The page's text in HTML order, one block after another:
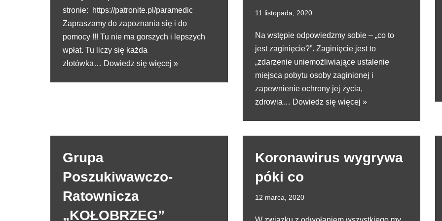
stronie: https://patronite.pl/paramedic
Zapraszamy do zapoznania się i do
pomocy !!! Tu nie ma gorszych i lepszych
wpłat. Tu liczy się każda
złotówka… Dowiedz się więcej »
11 listopada, 2020
Na wstępie odpowiedzmy sobie – „co to
jest zaginięcie?”. Zaginięcie jest to
„zdarzenie uniemożliwiające ustalenie
miejsca pobytu osoby zaginionej i
zapewnienie ochrony jej życia,
zdrowia… Dowiedz się więcej »
Grupa
Poszukiwawczo-
Ratownicza
„KOŁOBRZEG”
Koronawirus wygrywa
póki co
12 marca, 2020